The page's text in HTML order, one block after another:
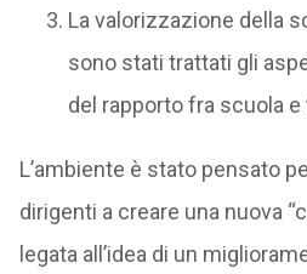
La valorizzazione della
sono stati trattati gli
del rapporto fra scuola
L’ambiente è stato pensato
dirigenti a creare una nuova
legata all’idea di un